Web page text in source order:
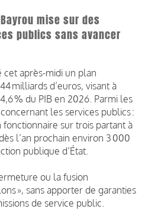
mise sur des
publics sans avancer
cet après-midi un plan
milliards d’euros, visant à
% du PIB en 2026. Parmi les
les services publics :
sur trois partant à
l’an prochain environ 3 000
publique d’État.
ou la fusion
», sans apporter de garanties
de service public.